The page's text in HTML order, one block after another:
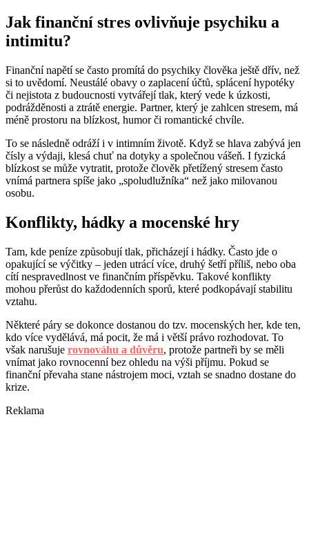
Jak finanční stres ovlivňuje psychiku a
intimitu?
Finanční napětí se často promítá do psychiky člověka ještě dřív, než
si to uvědomí. Neustálé obavy o zaplacení účtů, splácení hypotéky
či nejistota z budoucnosti vytvářejí tlak, který vede k úzkosti,
podrážděnosti a ztrátě energie. Partner, který je zahlcen stresem, má
méně prostoru na blízkost, humor či romantické chvíle.
To se následně odráží i v intimním životě. Když se hlava zabývá jen
čísly a výdaji, klesá chuť na dotyky a společnou vášeň. I fyzická
blízkost se může vytratit, protože člověk přetížený stresem často
vnímá partnera spíše jako „spoludlužníka“ než jako milovanou
osobu.
Konflikty, hádky a mocenské hry
Tam, kde peníze způsobují tlak, přicházejí i hádky. Často jde o
opakující se výčitky – jeden utrácí více, druhý šetří příliš, nebo oba
cítí nespravedlnost ve finančním příspěvku. Takové konflikty
mohou přerůst do každodenních sporů, které podkopávají stabilitu
vztahu.
Některé páry se dokonce dostanou do tzv. mocenských her, kde ten,
kdo více vydělává, má pocit, že má i větší právo rozhodovat. To
však narušuje rovnováhu a důvěru, protože partneři by se měli
vnímat jako rovnocenní bez ohledu na výši příjmu. Pokud se
finanční převaha stane nástrojem moci, vztah se snadno dostane do
krize.
Reklama